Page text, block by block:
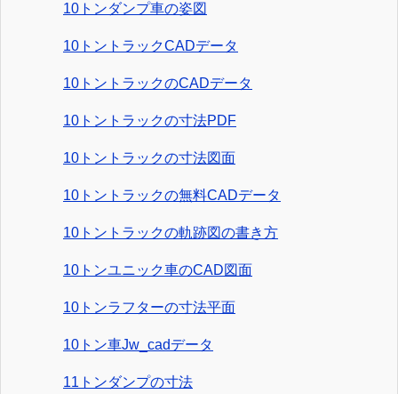
10トンダンプ車の姿図
10トントラックCADデータ
10トントラックのCADデータ
10トントラックの寸法PDF
10トントラックの寸法図面
10トントラックの無料CADデータ
10トントラックの軌跡図の書き方
10トンユニック車のCAD図面
10トンラフターの寸法平面
10トン車Jw_cadデータ
11トンダンプの寸法